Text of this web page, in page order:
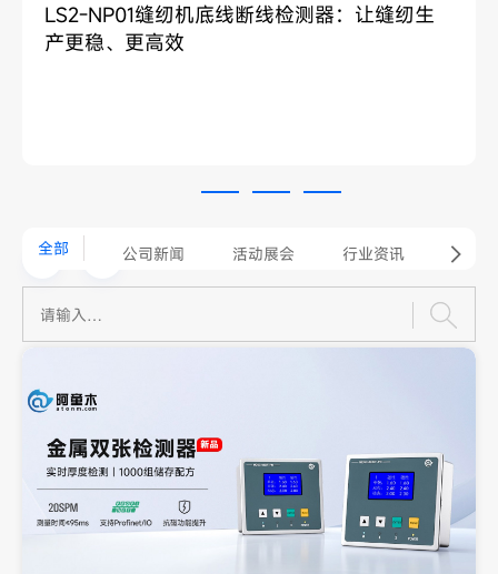
LS2-NP01缝纫机底线断线检测器：让缝纫生
产更稳、更高效
国产首款可测厚一拖二双张检测器9000T：冲
压产线的效率革新者
非接触式‘’一拖四‘’双张检测器1600S：冲压产
线 “降本增效” 新选择
全部 公司新闻 活动展会
行业资讯